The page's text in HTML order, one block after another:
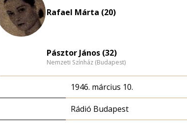
Rafael Márta (20)
Pásztor János (32)
Nemzeti Színház (Budapest)
1946. március 10.
Rádió Budapest